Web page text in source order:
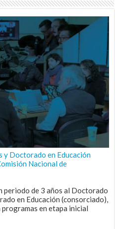
Doctorado en Educación
Nacional de
periodo de 3 años al Doctorado
en Educación (consorciado),
en etapa inicial